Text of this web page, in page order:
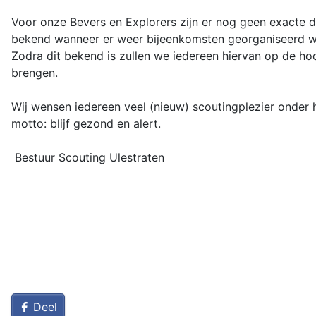
Voor onze Bevers en Explorers zijn er nog geen exacte
bekend wanneer er weer bijeenkomsten georganiseerd
Zodra dit bekend is zullen we iedereen hiervan op de
brengen.
Wij wensen iedereen veel (nieuw) scoutingplezier onder
motto: blijf gezond en alert.
Bestuur Scouting Ulestraten
Deel